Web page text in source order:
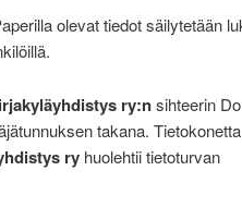
olevat tiedot säilytetään
ry:nsihteerin
takana. Tietokonetta
ryhuolehtii tietoturvan